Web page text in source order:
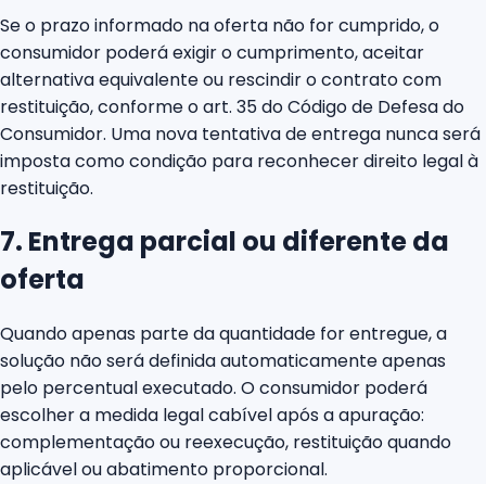
Se o prazo informado na oferta não for cumprido, o
consumidor poderá exigir o cumprimento, aceitar
alternativa equivalente ou rescindir o contrato com
restituição, conforme o art. 35 do Código de Defesa do
Consumidor. Uma nova tentativa de entrega nunca será
imposta como condição para reconhecer direito legal à
restituição.
7. Entrega parcial ou diferente da
oferta
Quando apenas parte da quantidade for entregue, a
solução não será definida automaticamente apenas
pelo percentual executado. O consumidor poderá
escolher a medida legal cabível após a apuração:
complementação ou reexecução, restituição quando
aplicável ou abatimento proporcional.